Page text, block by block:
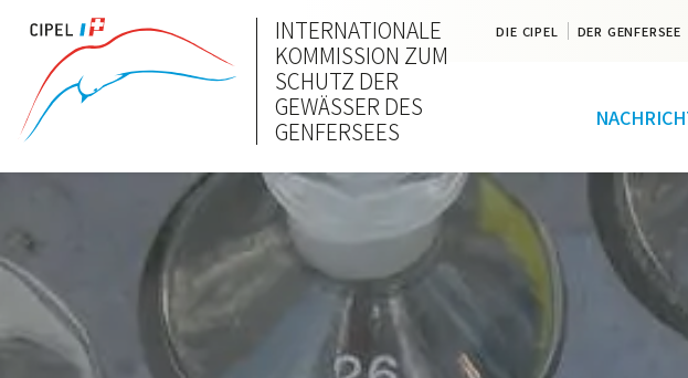
INTERNATIONALE
KOMMISSION ZUM
SCHUTZ DER
GEWÄSSER DES
GENFERSEES
DIE CIPEL DER GENFERSEE